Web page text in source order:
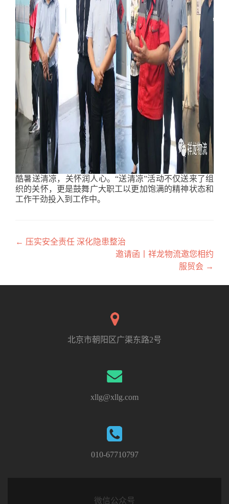
酷暑送清凉，关怀润人心。“送清凉”活动不仅送来了组
织的关怀，更是鼓舞广大职工以更加饱满的精神状态和
工作干劲投入到工作中。
← 压实安全责任 深化隐患整治
邀请函丨祥龙物流邀您相约
服贸会 →
北京市朝阳区广渠东路2号
xllg@xllg.com
010-67710797
微信公众号